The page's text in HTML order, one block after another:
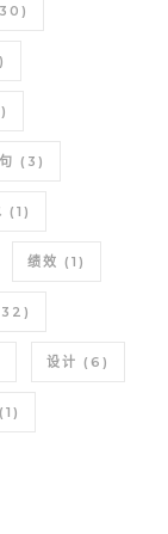
(3)
(1)
绩效 (1)
设计 (6)
(1)